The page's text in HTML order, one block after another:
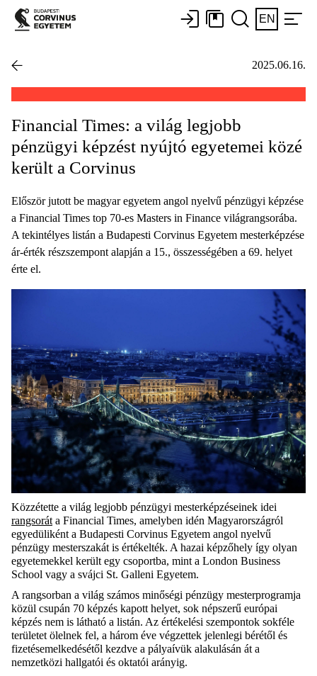
EN
2025.06.16.
Financial Times: a világ legjobb
pénzügyi képzést nyújtó egyetemei közé
került a Corvinus
Először jutott be magyar egyetem angol nyelvű pénzügyi képzése
a Financial Times top 70-es Masters in Finance világrangsorába.
A tekintélyes listán a Budapesti Corvinus Egyetem mesterképzése
ár-érték részszempont alapján a 15., összességében a 69. helyet
érte el.
Közzétette a világ legjobb pénzügyi mesterképzéseinek idei
rangsorát a Financial Times, amelyben idén Magyarországról
egyedüliként a Budapesti Corvinus Egyetem angol nyelvű
pénzügy mesterszakát is értékelték. A hazai képzőhely így olyan
egyetemekkel került egy csoportba, mint a London Business
School vagy a svájci St. Galleni Egyetem.
A rangsorban a világ számos minőségi pénzügy mesterprogramja
közül csupán 70 képzés kapott helyet, sok népszerű európai
képzés nem is látható a listán. Az értékelési szempontok sokféle
területet ölelnek fel, a három éve végzettek jelenlegi bérétől és
fizetésemelkedésétől kezdve a pályaívük alakulásán át a
nemzetközi hallgatói és oktatói arányig.